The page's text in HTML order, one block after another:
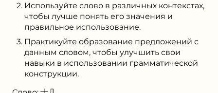
Используйте слово в различных контекстах,
чтобы лучше понять его значения и
правильное использование.
Практикуйте образование предложений с
данным словом, чтобы улучшить свои
навыки в использовании грамматической
конструкции.